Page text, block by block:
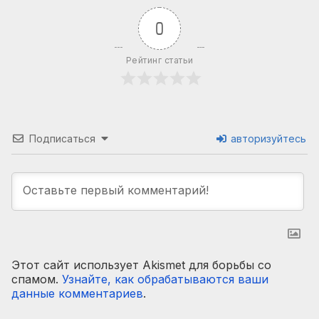
0
Рейтинг статьи
Подписаться авторизуйтесь
Этот сайт использует Akismet для борьбы со
спамом. Узнайте, как обрабатываются ваши
данные комментариев.